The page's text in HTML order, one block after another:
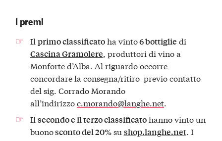
I premi
Il primo classificatoha vinto6 bottiglie di
Cascina Gramolere, produttori di vino a
Monforte d’Alba. Al riguardo occorre
concordare la consegna/ritiro previo contatto
del sig. Corrado Morando
all’indirizzoc.morando@langhe.net.
Il secondo e il terzo classificatohanno vinto un
buonosconto del 20%su shop.langhe.net. I